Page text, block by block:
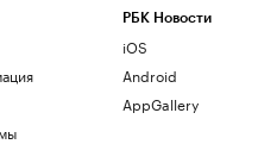
РБК Новости
iOS
Android
AppGallery